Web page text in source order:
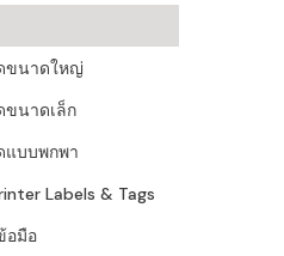
ขนาดใหญ่
ขนาดเล็ก
แบบพกพา
Labels & Tags
อมือ